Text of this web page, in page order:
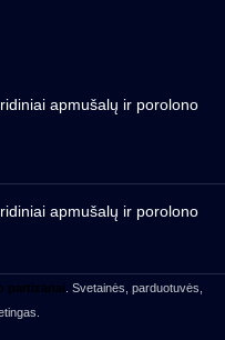
apmušalų ir porolono
apmušalų ir porolono
partizanai . Svetainės, parduotuvės,